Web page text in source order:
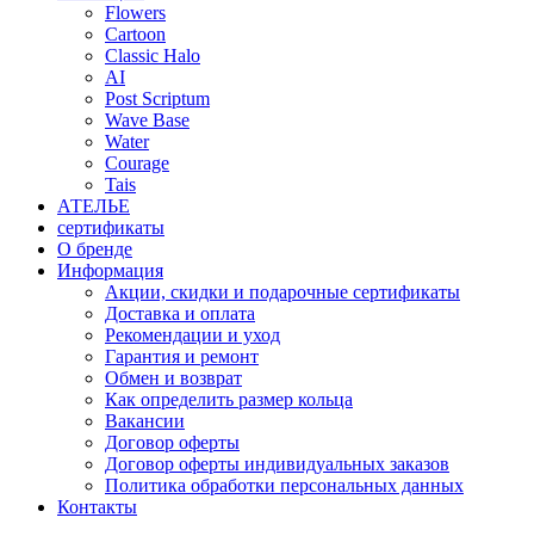
Flowers
Cartoon
Classic Halo
AI
Post Scriptum
Wave Base
Water
Courage
Tais
АТЕЛЬЕ
сертификаты
О бренде
Информация
Акции, скидки и подарочные сертификаты
Доставка и оплата
Рекомендации и уход
Гарантия и ремонт
Обмен и возврат
Как определить размер кольца
Вакансии
Договор оферты
Договор оферты индивидуальных заказов
Политика обработки персональных данных
Контакты